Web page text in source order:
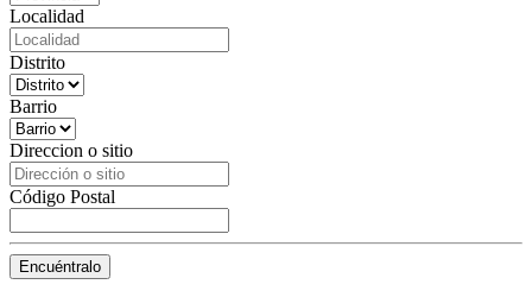
Localidad
Distrito
Barrio
Direccion o sitio
Código Postal
Encuéntralo